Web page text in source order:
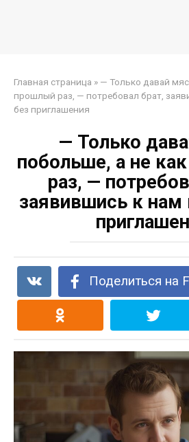
Главная страница » — Только давай
прошлый раз, — потребовал брат,
без приглашения
— Только
побольше, а не
раз, —
заявившись к нам
Поделиться на